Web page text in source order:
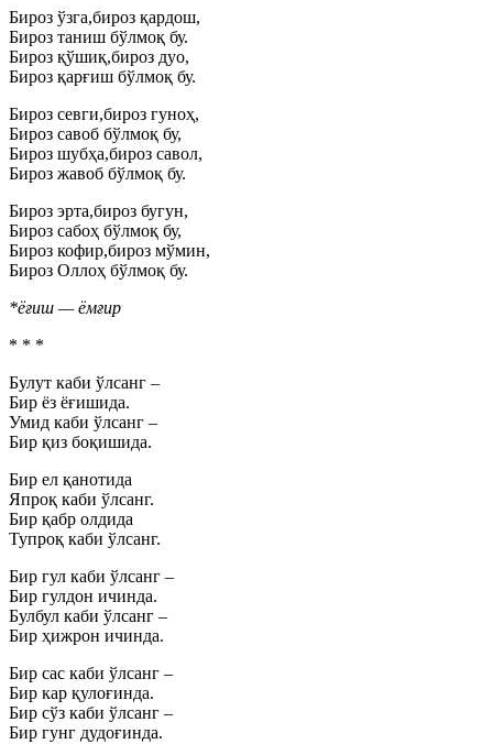
Бироз ўзга,бироз қардош,
Бироз таниш бўлмоқ бу.
Бироз қўшиқ,бироз дуо,
Бироз қарғиш бўлмоқ бу.
Бироз севги,бироз гуноҳ,
Бироз савоб бўлмоқ бу,
Бироз шубҳа,бироз савол,
Бироз жавоб бўлмоқ бу.
Бироз эрта,бироз бугун,
Бироз сабоҳ бўлмоқ бу,
Бироз кофир,бироз мўмин,
Бироз Оллоҳ бўлмоқ бу.
*ёғиш — ёмғир
* * *
Булут каби ўлсанг –
Бир ёз ёғишида.
Умид каби ўлсанг –
Бир қиз боқишида.
Бир ел қанотида
Япроқ каби ўлсанг.
Бир қабр олдида
Тупроқ каби ўлсанг.
Бир гул каби ўлсанг –
Бир гулдон ичинда.
Булбул каби ўлсанг –
Бир ҳижрон ичинда.
Бир сас каби ўлсанг –
Бир кар қулоғинда.
Бир сўз каби ўлсанг –
Бир гунг дудоғинда.